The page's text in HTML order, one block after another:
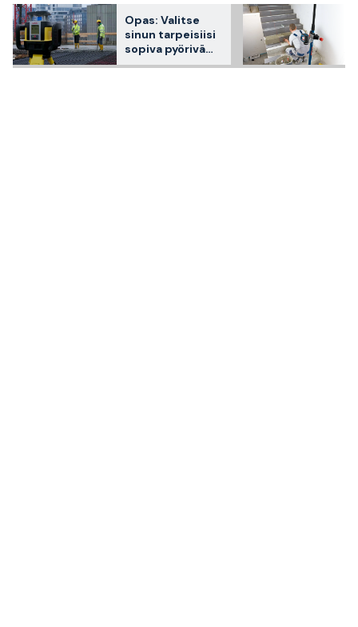
Opas: Valitse
sinun tarpeisiisi
sopiva pyörivä
laser